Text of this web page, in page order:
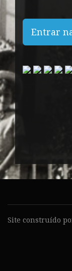
Entrar
Site construído